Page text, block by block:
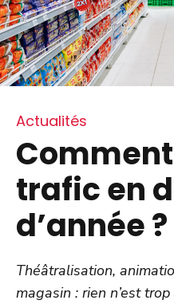
Actualités
trafic en
d’année ?
Théâtralisation,
magasin : rien n’est